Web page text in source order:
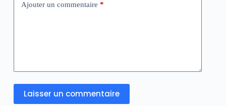
Ajouter un commentaire *
Laisser un commentaire